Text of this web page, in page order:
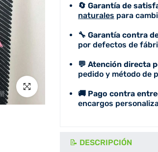
Click para agrandar
🔄 Garantía de
naturales para
🔧 Garantía contra
por defectos de
💬 Atención directa
pedido y método de
🚚 Pago contra
encargos
📝 DESCRIPCIÓN